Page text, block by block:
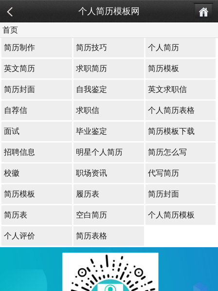
个人简历模板网
首页
简历制作 简历技巧 个人简历
英文简历 求职简历 简历模板
简历封面 自我鉴定 英文求职信
自荐信 求职信 个人简历表格
面试 毕业鉴定 简历模板下载
招聘信息 明星个人简历 简历怎么写
校徽 职场资讯 代写简历
简历模板 履历表 简历封面
简历表 空白简历 个人简历模板
个人评价 简历表格